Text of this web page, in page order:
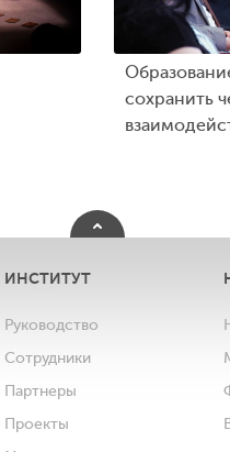
сохранить
ИНСТИТУТ
Руководство
Сотрудники
Партнеры
Проекты